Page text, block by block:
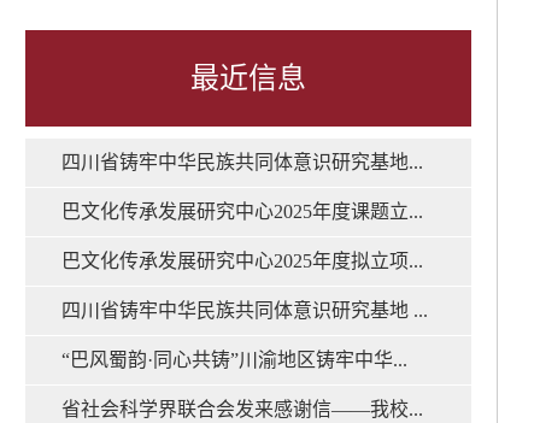
最近信息
四川省铸牢中华民族共同体意识研究基地...
巴文化传承发展研究中心2025年度课题立...
巴文化传承发展研究中心2025年度拟立项...
四川省铸牢中华民族共同体意识研究基地 ...
“巴风蜀韵·同心共铸”川渝地区铸牢中华...
省社会科学界联合会发来感谢信——我校...